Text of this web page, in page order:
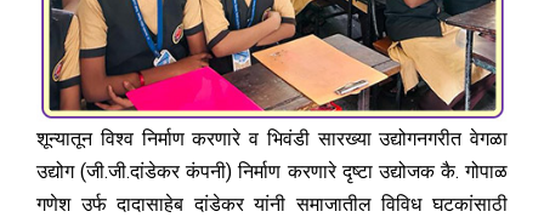
शून्यातून विश्व निर्माण करणारे व भिवंडी सारख्या उद्योगनगरीत वेगळा
उद्योग (जी.जी.दांडेकर कंपनी) निर्माण करणारे दृष्टा उद्योजक कै. गोपाळ
गणेश उर्फ दादासाहेब दांडेकर यांनी समाजातील विविध घटकांसाठी